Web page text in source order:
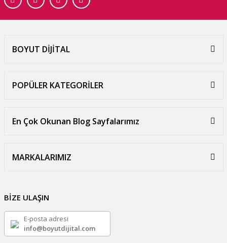
BOYUT DİJİTAL
POPÜLER KATEGORİLER
En Çok Okunan Blog Sayfalarımız
MARKALARIMIZ
BİZE ULAŞIN
E-posta adresi
info@boyutdijital.com